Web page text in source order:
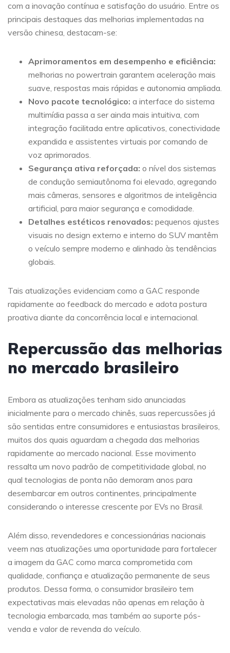
com a inovação contínua e satisfação do usuário. Entre os
principais destaques das melhorias implementadas na
versão chinesa, destacam-se:
Aprimoramentos em desempenho e eficiência:
melhorias no powertrain garantem aceleração mais
suave, respostas mais rápidas e autonomia ampliada.
Novo pacote tecnológico: a interface do sistema
multimídia passa a ser ainda mais intuitiva, com
integração facilitada entre aplicativos, conectividade
expandida e assistentes virtuais por comando de
voz aprimorados.
Segurança ativa reforçada: o nível dos sistemas
de condução semiautônoma foi elevado, agregando
mais câmeras, sensores e algoritmos de inteligência
artificial, para maior segurança e comodidade.
Detalhes estéticos renovados: pequenos ajustes
visuais no design externo e interno do SUV mantêm
o veículo sempre moderno e alinhado às tendências
globais.
Tais atualizações evidenciam como a GAC responde
rapidamente ao feedback do mercado e adota postura
proativa diante da concorrência local e internacional.
Repercussão das melhorias
no mercado brasileiro
Embora as atualizações tenham sido anunciadas
inicialmente para o mercado chinês, suas repercussões já
são sentidas entre consumidores e entusiastas brasileiros,
muitos dos quais aguardam a chegada das melhorias
rapidamente ao mercado nacional. Esse movimento
ressalta um novo padrão de competitividade global, no
qual tecnologias de ponta não demoram anos para
desembarcar em outros continentes, principalmente
considerando o interesse crescente por EVs no Brasil.
Além disso, revendedores e concessionárias nacionais
veem nas atualizações uma oportunidade para fortalecer
a imagem da GAC como marca comprometida com
qualidade, confiança e atualização permanente de seus
produtos. Dessa forma, o consumidor brasileiro tem
expectativas mais elevadas não apenas em relação à
tecnologia embarcada, mas também ao suporte pós-
venda e valor de revenda do veículo.